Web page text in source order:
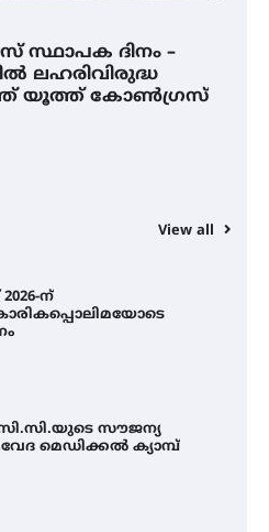
ദിനം –
ലഹരിവിരുദ്ധ
യൂത്ത് കോൺഗ്രസ്
View all
സ്ഥാപക ദിനം
പ്രതിജ്ഞയെടുത്ത്
സൗജന്യ
മെഡിക്കൽ ക്യാമ്പ്
– ഗുരുവായൂർ –